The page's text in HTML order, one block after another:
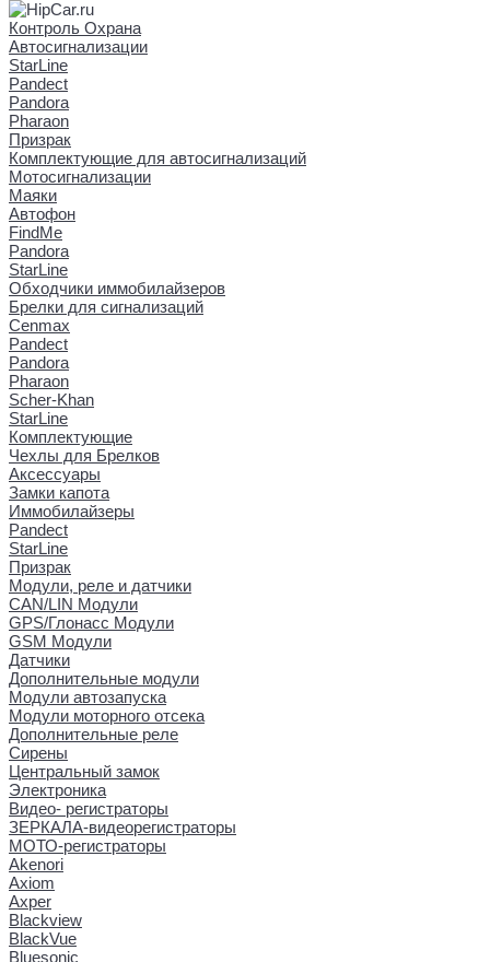
Контроль Охрана
Автосигнализации
StarLine
Pandect
Pandora
Pharaon
Призрак
Комплектующие для автосигнализаций
Мотосигнализации
Маяки
Автофон
FindMe
Pandora
StarLine
Обходчики иммобилайзеров
Брелки для сигнализаций
Cenmax
Pandect
Pandora
Pharaon
Scher-Khan
StarLine
Комплектующие
Чехлы для Брелков
Аксессуары
Замки капота
Иммобилайзеры
Pandect
StarLine
Призрак
Модули, реле и датчики
CAN/LIN Модули
GPS/Глонасс Модули
GSM Модули
Датчики
Дополнительные модули
Модули автозапуска
Модули моторного отсека
Дополнительные реле
Сирены
Центральный замок
Электроника
Видео- регистраторы
ЗЕРКАЛА-видеорегистраторы
МОТО-регистраторы
Akenori
Axiom
Axper
Blackview
BlackVue
Bluesonic